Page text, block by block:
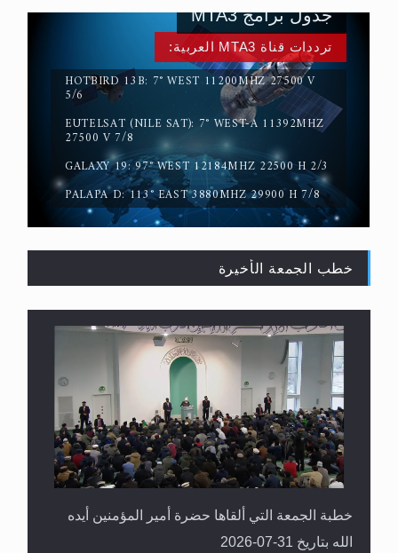
حقيقة المسيح الدجال
القرآن قاضٍ وحكمٌ على السنة ومهيمنٌ عليها.. ليس
العكس
ترددات قناة MTA3 العربية:
HOTBIRD 13B: 7° WEST 11200MHZ 27500 V
5/6
EUTELSAT (NILE SAT): 7° WEST-A 11392MHZ
27500 V 7/8
GALAXY 19: 97° WEST 12184MHZ 22500 H 2/3
PALAPA D: 113° EAST 3880MHZ 29900 H 7/8
جدول برامج MTA3
خطب الجمعة الأخيرة
خطبة الجمعة التي ألقاها حضرة أمير المؤمنين أيده
الله بتاريخ 31-07-2026